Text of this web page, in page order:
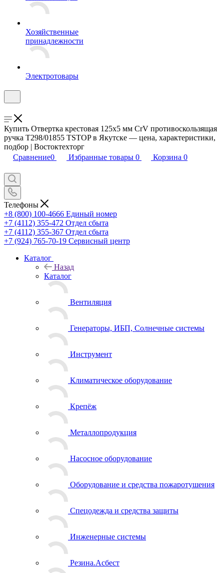
Хозяйственные
принадлежности
Электротовары
Купить Отвертка крестовая 125х5 мм CrV противоскользящая
ручка T298/01855 TSTOP в Якутске — цена, характеристики,
подбор | Востоктехторг
Сравнение0 Избранные товары 0 Корзина 0
Телефоны
+8 (800) 100-4666 Единый номер
+7 (4112) 355-472 Отдел сбыта
+7 (4112) 355-367 Отдел сбыта
+7 (924) 765-70-19 Сервисный центр
Каталог
Назад
Каталог
Вентиляция
Генераторы, ИБП, Солнечные системы
Инструмент
Климатическое оборудование
Крепёж
Металлопродукция
Насосное оборудование
Оборудование и средства пожаротушения
Спецодежда и средства защиты
Инженерные системы
Резина.Асбест